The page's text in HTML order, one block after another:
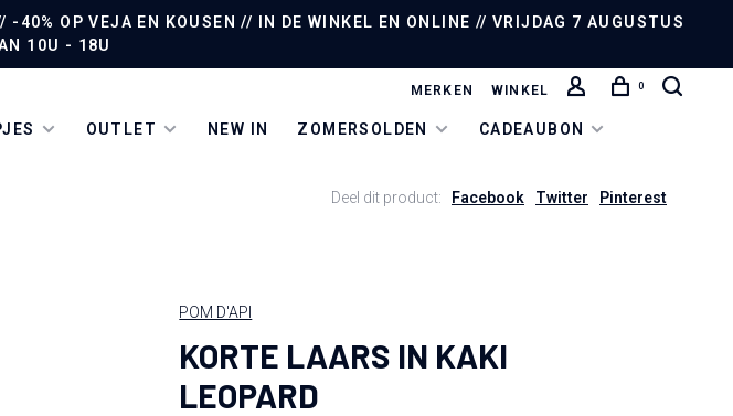
40% OP VEJA EN KOUSEN // IN DE WINKEL EN ONLINE // VRIJDAG 7 AUGUSTUS
10U - 18U
OUTLET NEW IN ZOMERSOLDEN CADEAUBON
MERKEN WINKEL 0
Deel dit product: Facebook Twitter Pinterest
POM D'API
KORTE LAARS IN KAKI
LEOPARD